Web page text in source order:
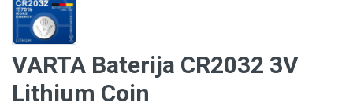
VARTA Baterija CR2032 3V
Lithium Coin